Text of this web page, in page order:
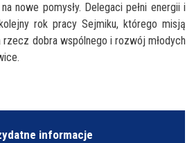
nowe pomysły. Delegaci pełni energii i
rok pracy Sejmiku, którego misją
rzecz dobra wspólnego i rozwój młodych
informacje